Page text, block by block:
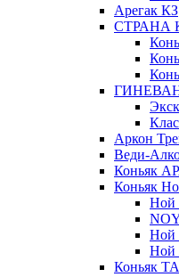
Арегак КЗ
СТРАНА
Аркон
Веди-
Коньяк
Коньяк
Коньяк